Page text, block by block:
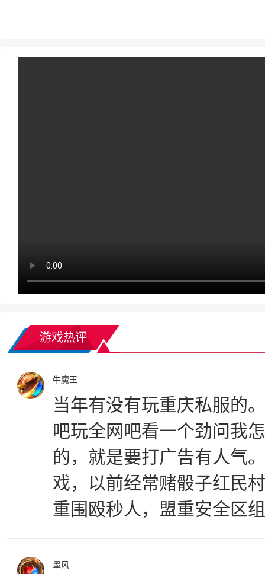
游戏热评
牛魔王
当年有没有玩重庆私服的
吧玩全网吧看一个劲问我
的，就是要打广告有人气
戏，以前经常赌骰子红民
重围殴秒人，盟重安全区
墨风